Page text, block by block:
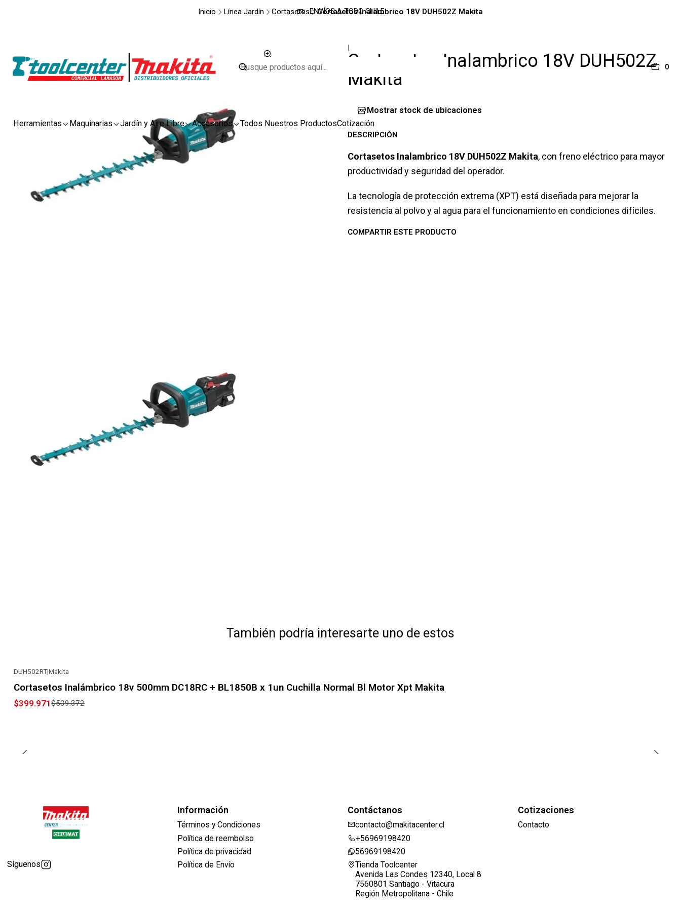
0
Herramientas Maquinarias Jardín y Aire Libre Accesorios Todos Nuestros ProductosCotización
ENVÍOS A TODO CHILE
Inicio Línea Jardín Cortasetos Cortasetos Inalambrico 18V DUH502Z Makita
|
Cortasetos Inalambrico 18V DUH502Z
Makita
Mostrar stock de ubicaciones
DESCRIPCIÓN
Cortasetos Inalambrico 18V DUH502Z Makita, con freno eléctrico para mayor
productividad y seguridad del operador.
La tecnología de protección extrema (XPT) está diseñada para mejorar la
resistencia al polvo y al agua para el funcionamiento en condiciones difíciles.
COMPARTIR ESTE PRODUCTO
También podría interesarte uno de estos
DUH502RT|Makita
Cortasetos Inalámbrico 18v 500mm DC18RC + BL1850B x 1un Cuchilla Normal Bl Motor Xpt Makita
$399.971$539.372
Síguenos
Información
Términos y Condiciones
Política de reembolso
Política de privacidad
Política de Envío
Contáctanos
contacto@makitacenter.cl
+56969198420
56969198420
Tienda Toolcenter
Avenida Las Condes 12340, Local 8
7560801 Santiago - Vitacura
Región Metropolitana - Chile
Cotizaciones
Contacto